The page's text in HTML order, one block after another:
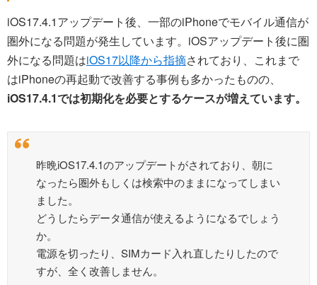
iOS17.4.1アップデート後、一部のiPhoneでモバイル通信が
圏外になる問題が発生しています。iOSアップデート後に圏
外になる問題はiOS17以降から指摘されており、これまで
はiPhoneの再起動で改善する事例も多かったものの、
iOS17.4.1では初期化を必要とするケースが増えています。
昨晩iOS17.4.1のアップデートがされており、朝に
なったら圏外もしくは検索中のままになってしまい
ました。
どうしたらデータ通信が使えるようになるでしょう
か。
電源を切ったり、SIMカード入れ直したりしたので
すが、全く改善しません。